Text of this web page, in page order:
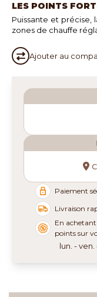
LES POINTS
Puissante et précise,
zones de chauffe
Ajouter au
Paiement
Livraison
En
points sur
lun. - ven.